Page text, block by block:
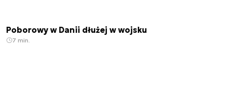
Poborowy w Danii dłużej w wojsku
7 min.